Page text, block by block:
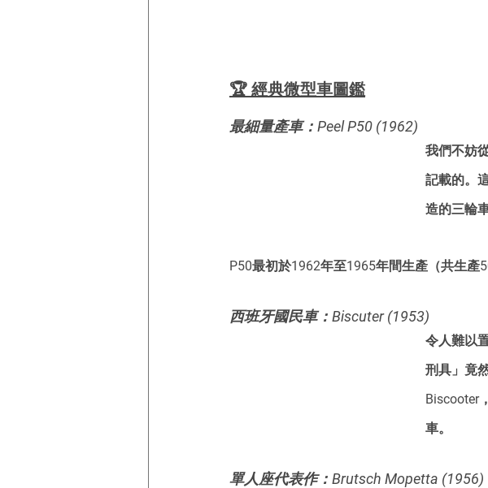
🏆 經典微型車圖鑑
最細量產車：Peel P50 (1962)
我們不妨
記載的。
造的三輪
P50最初於1962年至1965年間生產（共生產
西班牙國民車：Biscuter (1953)
令人難以
刑具」竟
Biscooter
車。
單人座代表作：Brutsch Mopetta (1956)